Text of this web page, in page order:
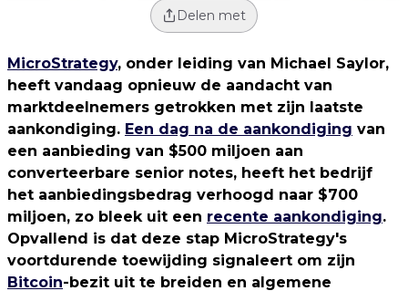
Delen met
MicroStrategy, onder leiding van Michael Saylor,
heeft vandaag opnieuw de aandacht van
marktdeelnemers getrokken met zijn laatste
aankondiging. Een dag na de aankondiging van
een aanbieding van $500 miljoen aan
converteerbare senior notes, heeft het bedrijf
het aanbiedingsbedrag verhoogd naar $700
miljoen, zo bleek uit een recente aankondiging.
Opvallend is dat deze stap MicroStrategy's
voortdurende toewijding signaleert om zijn
Bitcoin-bezit uit te breiden en algemene